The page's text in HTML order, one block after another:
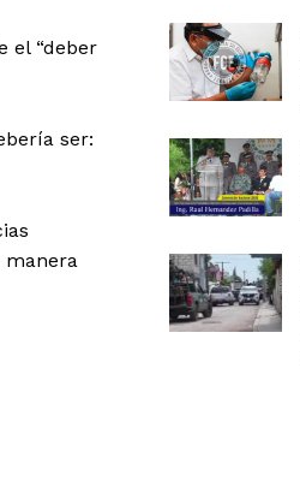
el “deber
ser:
manera